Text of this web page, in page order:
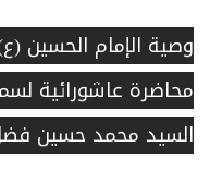
وصية الإمام الحسين
محاضرة عاشورائية
السيد محمد حسين فضل الله